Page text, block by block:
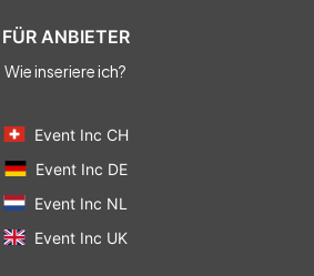
FÜR ANBIETER
Wie inseriere ich?
Event Inc CH
Event Inc DE
Event Inc NL
Event Inc UK